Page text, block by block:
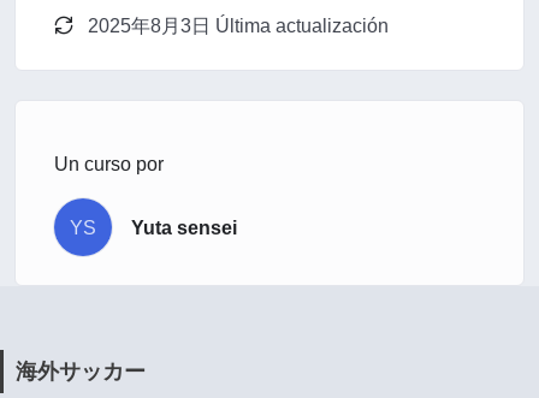
2025年8月3日 Última actualización
Un curso por
YS Yuta sensei
海外サッカー